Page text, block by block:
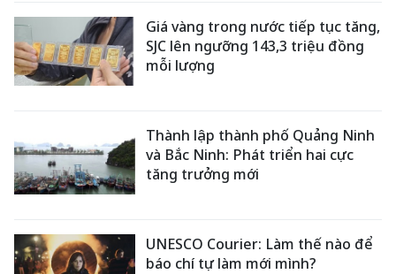
Giá vàng trong nước tiếp tục tăng,
SJC lên ngưỡng 143,3 triệu đồng
mỗi lượng
Thành lập thành phố Quảng Ninh
và Bắc Ninh: Phát triển hai cực
tăng trưởng mới
UNESCO Courier: Làm thế nào để
báo chí tự làm mới mình?